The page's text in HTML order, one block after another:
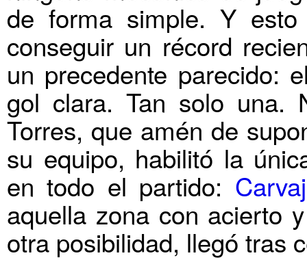
de forma simple. Y
conseguir un récord
un precedente parecido:
gol clara. Tan solo una.
Torres, que amén de
su equipo, habilitó la
en todo el partido:
aquella zona con acierto
otra posibilidad, llegó tras